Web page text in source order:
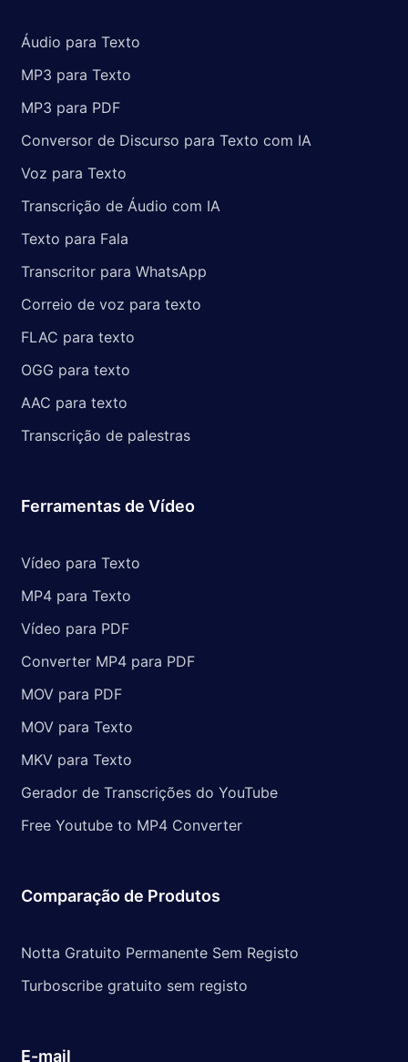
Áudio para Texto
MP3 para Texto
MP3 para PDF
Conversor de Discurso para Texto com IA
Voz para Texto
Transcrição de Áudio com IA
Texto para Fala
Transcritor para WhatsApp
Correio de voz para texto
FLAC para texto
OGG para texto
AAC para texto
Transcrição de palestras
Ferramentas de Vídeo
Vídeo para Texto
MP4 para Texto
Vídeo para PDF
Converter MP4 para PDF
MOV para PDF
MOV para Texto
MKV para Texto
Gerador de Transcrições do YouTube
Free Youtube to MP4 Converter
Comparação de Produtos
Notta Gratuito Permanente Sem Registo
Turboscribe gratuito sem registo
E-mail